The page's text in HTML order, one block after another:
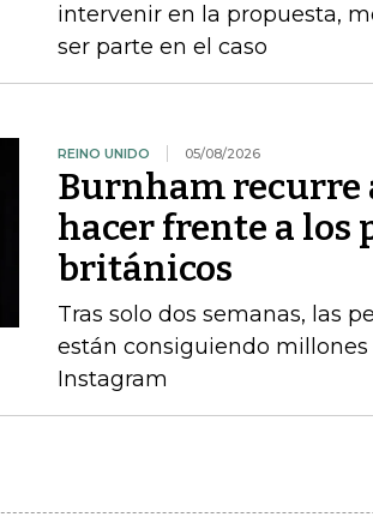
intervenir en la propuesta,
ser parte en el caso
REINO UNIDO 05/08/2026
Burnham recurre
hacer frente a los
británicos
Tras solo dos semanas, las
están consiguiendo millones
Instagram